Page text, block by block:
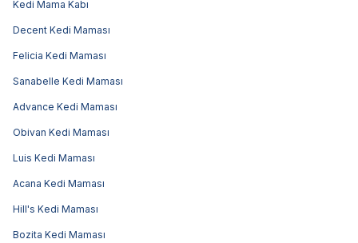
Kedi Mama Kabı
Decent Kedi Maması
Felicia Kedi Maması
Sanabelle Kedi Maması
Advance Kedi Maması
Obivan Kedi Maması
Luis Kedi Maması
Acana Kedi Maması
Hill's Kedi Maması
Bozita Kedi Maması